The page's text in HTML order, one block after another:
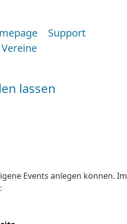
Support
lassen
Events anlegen können. Im